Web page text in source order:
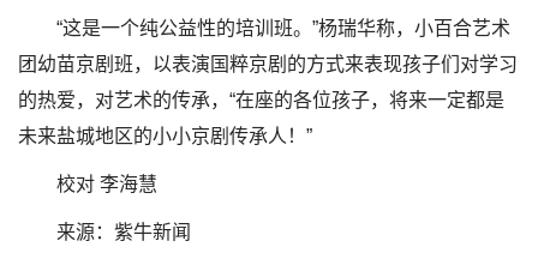
“这是一个纯公益性的培训班。”杨瑞华称，小百合艺术
团幼苗京剧班，以表演国粹京剧的方式来表现孩子们对学习
的热爱，对艺术的传承，“在座的各位孩子，将来一定都是
未来盐城地区的小小京剧传承人！”
校对 李海慧
来源：紫牛新闻